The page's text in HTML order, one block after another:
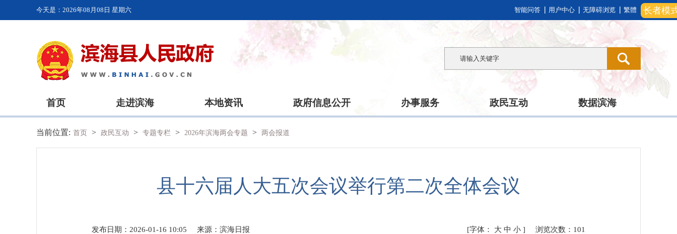
长者模
今天是： 2026年08月08日 星期六 智能问答 用户中心 无障碍浏览 繁體
首页 走进滨海 本地资讯 政府信息公开 办事服务 政民互动 数据滨海
当前位置: 首页 > 政民互动 > 专题专栏 > 2026年滨海两会专题 > 两会报道
县十六届人大五次会议举行第二次全体会议
发布日期：2026-01-16 10:05 来源： 滨海日报 浏览次数： 101
[字体： 大 中 小 ]